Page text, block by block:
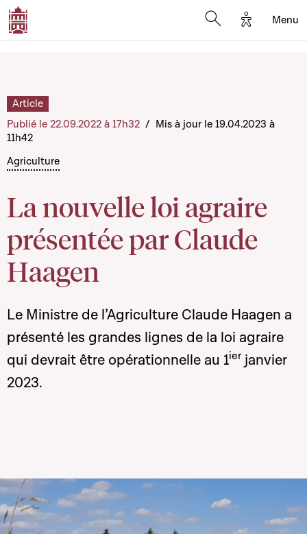
Options
Menu
Agriculture
La nouvelle loi agraire
présentée par Claude
Haagen
Article
Publié le 22.09.2022 à 17h32 / Mis à jour le 19.04.2023 à
11h42
Le Ministre de l’Agriculture Claude Haagen a
présenté les grandes lignes de la loi agraire
qui devrait être opérationnelle au 1ier janvier
2023.